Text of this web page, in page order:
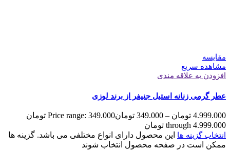
مقایسه
مشاهده سریع
افزودن به علاقه مندی
عطر گرمی زنانه استیل جنیفر از برند لوزی
4.999.000 تومان –
349.000 تومان
Price range: 349.000 تومان
through 4.999.000 تومان
انتخاب گزینه ها
این محصول دارای انواع مختلفی می باشد. گزینه ها
ممکن است در صفحه محصول انتخاب شوند